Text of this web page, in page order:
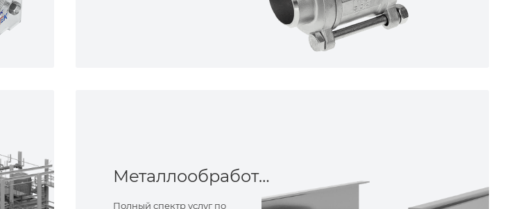
Металлообработка
Полный спектр услуг по